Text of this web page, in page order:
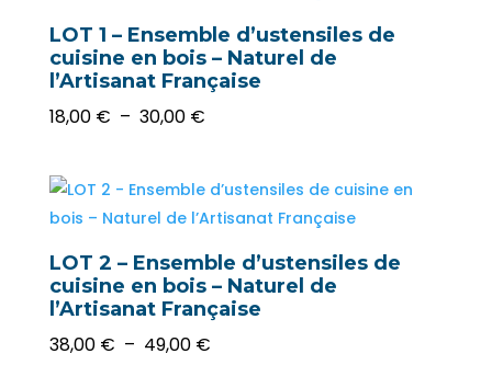
LOT 1 – Ensemble d’ustensiles de
cuisine en bois – Naturel de
l’Artisanat Française
18,00 € – 30,00 €Plage
18,00 €
à
30,00 €
LOT 2 – Ensemble d’ustensiles de
cuisine en bois – Naturel de
l’Artisanat Française
38,00 € – 49,00 €Plage